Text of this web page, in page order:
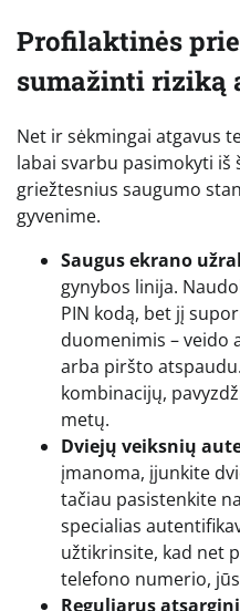
Profilaktinės
sumažinti riziką
Net ir sėkmingai atgavus
labai svarbu pasimokyti
griežtesnius saugumo
gyvenime.
Saugus ekrano
gynybos linija.
PIN kodą, bet jį
duomenimis – veido
arba piršto
kombinacijų,
metų.
Dviejų veiksnių
įmanoma, įjunkite
tačiau pasistenkite
specialias
užtikrinsite, kad net
telefono numerio,
Reguliarus